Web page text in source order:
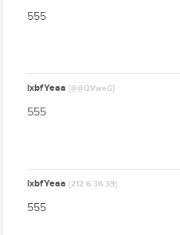
555
lxbfYeaa[@@QVweG]
555
lxbfYeaa[212.6.36.39]
555